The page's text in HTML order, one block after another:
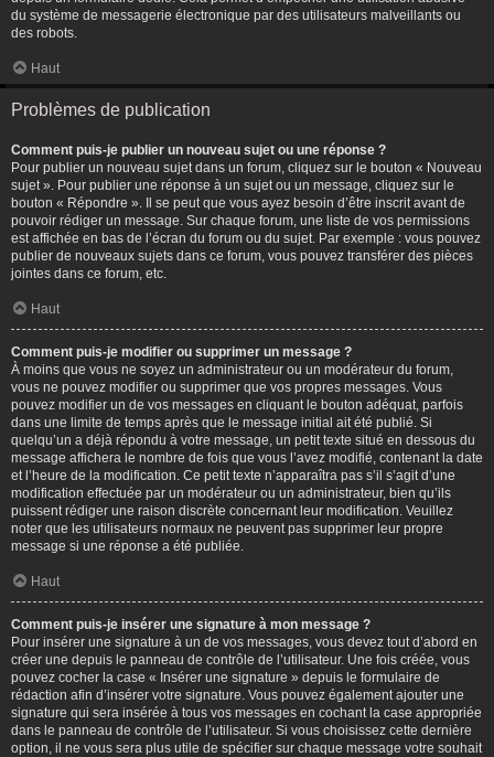
du système de messagerie électronique par des utilisateurs malveillants ou
des robots.
Haut
Problèmes de publication
Comment puis-je publier un nouveau sujet ou une réponse ?
Pour publier un nouveau sujet dans un forum, cliquez sur le bouton « Nouveau
sujet ». Pour publier une réponse à un sujet ou un message, cliquez sur le
bouton « Répondre ». Il se peut que vous ayez besoin d’être inscrit avant de
pouvoir rédiger un message. Sur chaque forum, une liste de vos permissions
est affichée en bas de l’écran du forum ou du sujet. Par exemple : vous pouvez
publier de nouveaux sujets dans ce forum, vous pouvez transférer des pièces
jointes dans ce forum, etc.
Haut
Comment puis-je modifier ou supprimer un message ?
À moins que vous ne soyez un administrateur ou un modérateur du forum,
vous ne pouvez modifier ou supprimer que vos propres messages. Vous
pouvez modifier un de vos messages en cliquant le bouton adéquat, parfois
dans une limite de temps après que le message initial ait été publié. Si
quelqu’un a déjà répondu à votre message, un petit texte situé en dessous du
message affichera le nombre de fois que vous l’avez modifié, contenant la date
et l’heure de la modification. Ce petit texte n’apparaîtra pas s’il s’agit d’une
modification effectuée par un modérateur ou un administrateur, bien qu’ils
puissent rédiger une raison discrète concernant leur modification. Veuillez
noter que les utilisateurs normaux ne peuvent pas supprimer leur propre
message si une réponse a été publiée.
Haut
Comment puis-je insérer une signature à mon message ?
Pour insérer une signature à un de vos messages, vous devez tout d’abord en
créer une depuis le panneau de contrôle de l’utilisateur. Une fois créée, vous
pouvez cocher la case « Insérer une signature » depuis le formulaire de
rédaction afin d’insérer votre signature. Vous pouvez également ajouter une
signature qui sera insérée à tous vos messages en cochant la case appropriée
dans le panneau de contrôle de l’utilisateur. Si vous choisissez cette dernière
option, il ne vous sera plus utile de spécifier sur chaque message votre souhait